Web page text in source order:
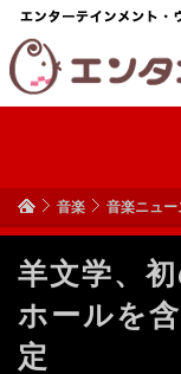
音楽 音楽ニュー
羊文学、
ホールを
定